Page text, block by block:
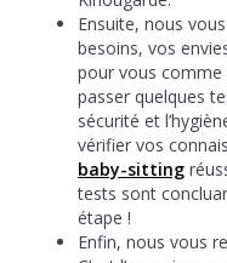
Ensuite, nous
besoins, vos
pour vous
passer quelques
sécurité et
vérifier vos
baby-sitting
tests sont
étape !
Enfin, nous vous